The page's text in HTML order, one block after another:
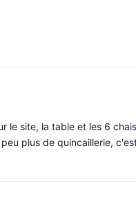
le site, la table et les 6
plus de quincaillerie,